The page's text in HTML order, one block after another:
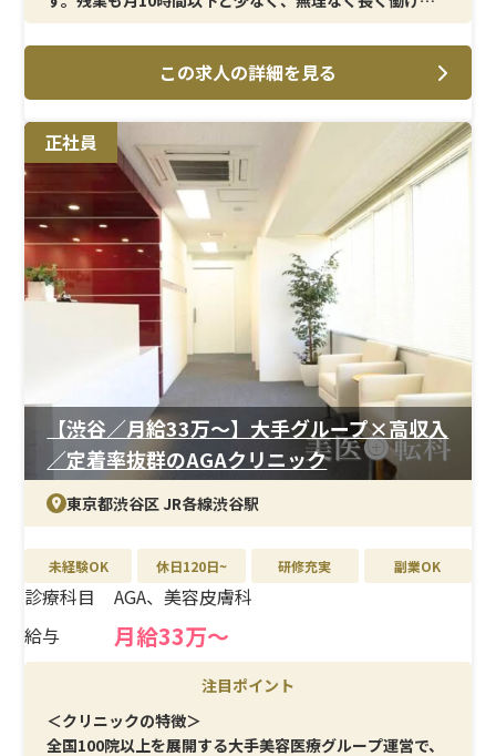
職場です。
AGA治療・美容皮膚科を中心に、採血・点滴、メソセラ
ピー、ミノキジェットなどがメイン。臨床経験を活かしな
がら、専門性を高めていけます。
＜研修制度＞
美容医療が初めての方でも安心してスタートできる教育
体制を整備。現場でのフォロー体制もあり、業務を一つず
つ確認しながら着実に習得できます。
月給33万円以上、年間休日125日と好条件。結婚・出産祝
金は第一子30万円、第二子40万円を支給。育休取得率は
女性100％、男性33％と実績もあり、ライフイベントを経
ても安定して働き続けやすい環境です。
この求人の詳細を見る
正社員
【渋谷／月給33万〜】大手グループ×高収入
／定着率抜群のAGAクリニック
東京都渋谷区 JR各線渋谷駅
未経験OK 休日120日~ 研修充実 副業OK
診療科目
AGA、美容皮膚科
給与
月給33万〜
注目ポイント
＜クリニックの特徴＞
全国100院以上を展開する大手美容医療グループ運営で、